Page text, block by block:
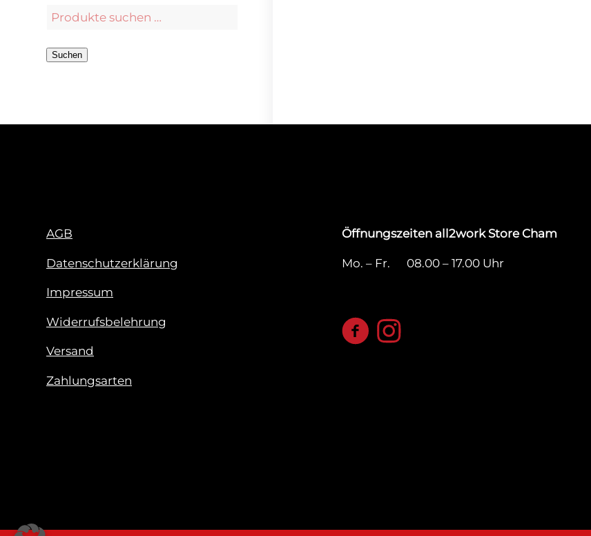
Suchen
AGB
Datenschutzerklärung
Impressum
Widerrufsbelehrung
Versand
Zahlungsarten
Öffnungszeiten all2work Store Cham
Mo. – Fr. 08.00 – 17.00 Uhr